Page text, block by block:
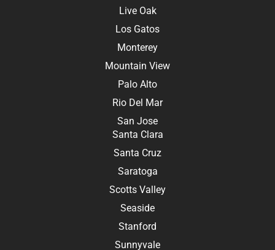
Live Oak
Los Gatos
Monterey
Mountain View
Palo Alto
Rio Del Mar
San Jose
Santa Clara
Santa Cruz
Saratoga
Scotts Valley
Seaside
Stanford
Sunnyvale